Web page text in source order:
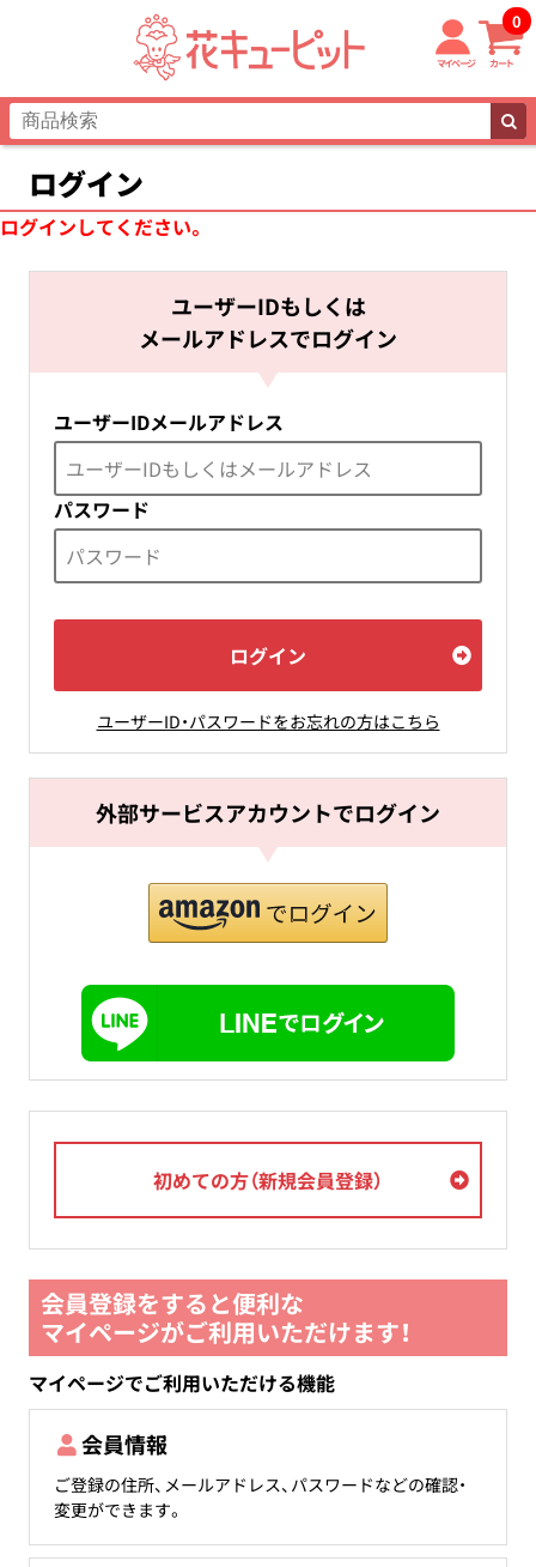
マイページ カート
0
ログイン
ログインしてください。
ユーザーIDもしくは
メールアドレスでログイン
ユーザーIDメールアドレス
パスワード
ログイン
ユーザーID・パスワードをお忘れの方はこちら
外部サービスアカウントでログイン
初めての方（新規会員登録）
会員登録をすると便利な
マイページがご利用いただけます！
マイページでご利用いただける機能
会員情報
ご登録の住所、メールアドレス、パスワードなどの確認・
変更ができます。